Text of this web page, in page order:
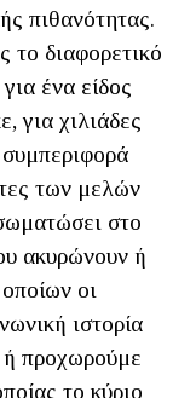
πιθανότητας.
το διαφορετικό
ένα είδος
για χιλιάδες
των μελών
στο
ακυρώνουν ή
οι
ιστορία
ή προχωρούμε
το κύριο